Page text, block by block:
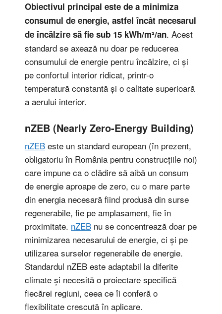
Obiectivul principal este de a minimiza
consumul de energie, astfel încât necesarul
de încălzire să fie sub 15 kWh/m²/an. Acest
standard se axează nu doar pe reducerea
consumului de energie pentru încălzire, ci și
pe confortul interior ridicat, printr-o
temperatură constantă și o calitate superioară
a aerului interior.
nZEB (Nearly Zero-Energy Building)
nZEB este un standard european (în prezent,
obligatoriu în România pentru construcțiile noi)
care impune ca o clădire să aibă un consum
de energie aproape de zero, cu o mare parte
din energia necesară fiind produsă din surse
regenerabile, fie pe amplasament, fie în
proximitate. nZEB nu se concentrează doar pe
minimizarea necesarului de energie, ci și pe
utilizarea surselor regenerabile de energie.
Standardul nZEB este adaptabil la diferite
climate și necesită o proiectare specifică
fiecărei regiuni, ceea ce îi conferă o
flexibilitate crescută în aplicare.